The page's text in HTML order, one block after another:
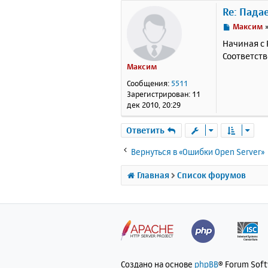
Максим
Сообщения: 5511
Зарегистрирован: 11
дек 2010, 20:29
Re:
С
о
б
Максим
Начиная с
Ответить
Вернуться в «Ошибки Open Server»
Главная Список форумов
Создано на основе phpBB® Forum